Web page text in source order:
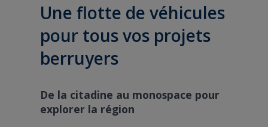
Une flotte de véhicules
pour tous vos projets
berruyers
De la citadine au monospace pour
explorer la région